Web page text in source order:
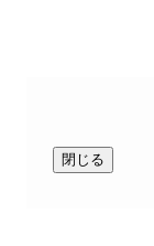
閉じる